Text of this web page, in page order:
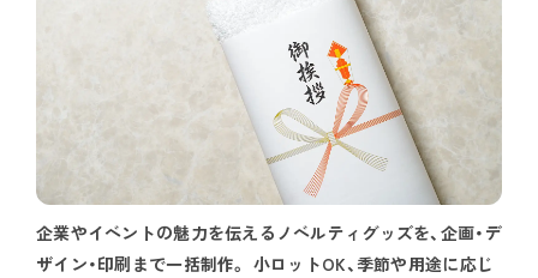
企業やイベントの魅力を伝えるノベルティグッズを、企画・デ
ザイン・印刷まで一括制作。 小ロットOK、季節や用途に応じ